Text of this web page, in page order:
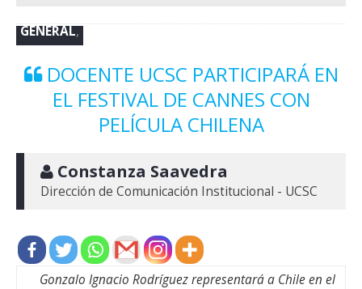
GENERAL,
DOCENTE UCSC PARTICIPARÁ EN
EL FESTIVAL DE CANNES CON
PELÍCULA CHILENA
Constanza Saavedra
Dirección de Comunicación Institucional - UCSC
Gonzalo Ignacio Rodríguez representará a Chile en el